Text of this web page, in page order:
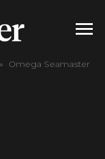
Omega Seamaster